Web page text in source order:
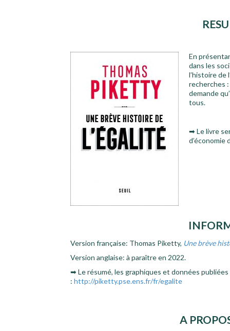
En
dans les
l’histoire de
recherches
demande
tous.
➡ Le livre
d’économie
Version française: Thomas Piketty, Une brève
Version anglaise: à paraître en 2022.
➡ Le résumé, les graphiques et données
: http://piketty.pse.ens.fr/fr/egalite
A